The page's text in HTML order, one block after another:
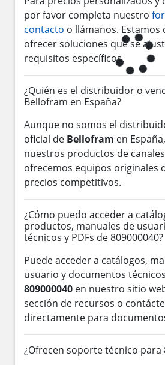
por favor completa nuestro
contacto o llámanos. Estamos
ofrecer soluciones que se
requisitos específicos.
¿Quién es el distribuidor o
Bellofram en España?
Aunque no somos el
oficial de Bellofram en
nuestros productos de
ofrecemos equipos originales
precios competitivos.
¿Cómo puedo acceder a
productos, manuales de
técnicos y PDFs de 809000040?
Puede acceder a catálogos,
usuario y documentos
809000040 en nuestro sitio
sección de recursos o
directamente para
¿Ofrecen soporte técnico para